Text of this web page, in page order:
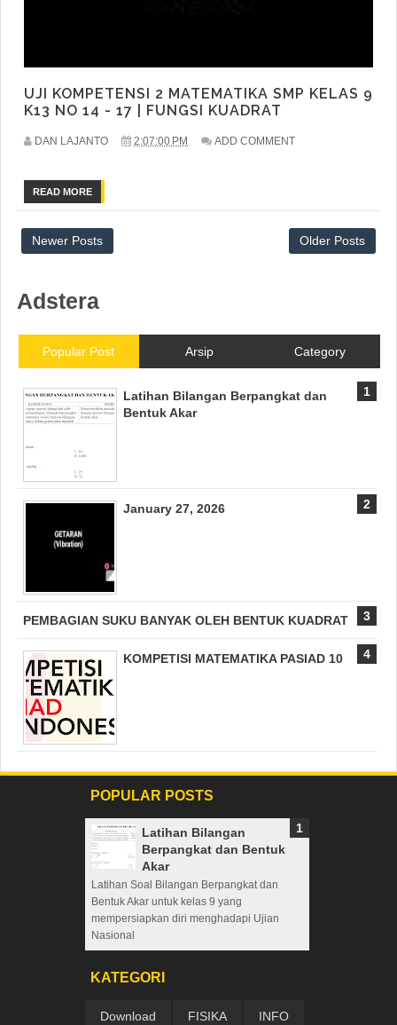
UJI KOMPETENSI 2 MATEMATIKA SMP KELAS 9
K13 NO 14 - 17 | FUNGSI KUADRAT
DAN LAJANTO 2:07:00 PM ADD COMMENT
READ MORE
Newer Posts Older Posts
Adstera
Popular Post Arsip Category
Latihan Bilangan Berpangkat dan
Bentuk Akar
January 27, 2026
PEMBAGIAN SUKU BANYAK OLEH BENTUK KUADRAT
KOMPETISI MATEMATIKA PASIAD 10
POPULAR POSTS
Latihan Bilangan
Berpangkat dan Bentuk
Akar
Latihan Soal Bilangan Berpangkat dan
Bentuk Akar untuk kelas 9 yang
mempersiapkan diri menghadapi Ujian
Nasional
KATEGORI
Download FISIKA INFO